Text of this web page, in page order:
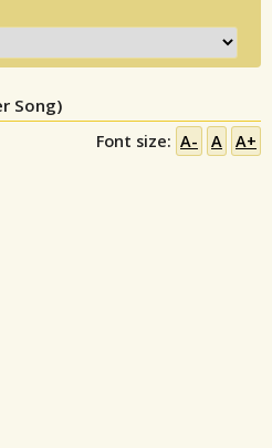
Song)
Font size: A- A A+